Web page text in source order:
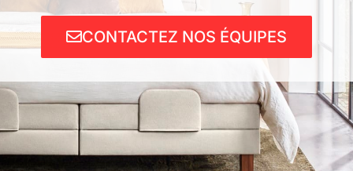
CONTACTEZ NOS ÉQUIPES